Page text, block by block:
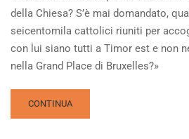
della Chiesa? S’è mai domandato,
seicentomila cattolici riuniti per
con lui siano tutti a Timor est e non
nella Grand Place di Bruxelles?»
READ
MORE
CONTINUA